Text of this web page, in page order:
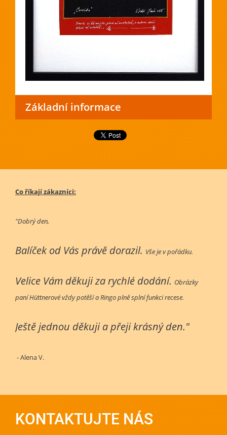
Základní informace
Co říkají zákazníci:
"Dobrý den,
Balíček od Vás právě dorazil. Vše je v pořádku.
Velice Vám děkuji za rychlé dodání. Obrázky
paní Hüttnerové vždy potěší a Ringo plně splní funkci recese.
Ještě jednou děkuji a přeji krásný den."
- Alena V.
KONTAKTUJTE NÁS